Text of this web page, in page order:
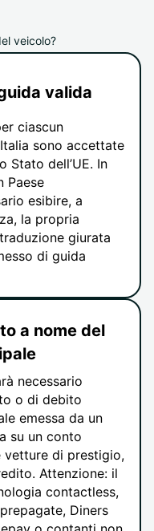
veicolo?
valida
ciascun
sono accettate
Stato dell’UE. In
Paese
esibire, a
la propria
giurata
di guida
a nome del
necessario
o di debito
emessa da un
su un conto
vetture di prestigio,
Attenzione: il
contactless,
Diners